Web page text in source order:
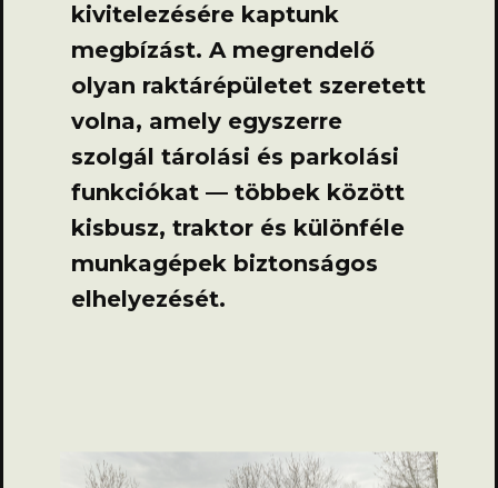
kivitelezésére kaptunk
megbízást. A megrendelő
olyan raktárépületet szeretett
volna, amely egyszerre
szolgál tárolási és parkolási
funkciókat — többek között
kisbusz, traktor és különféle
munkagépek biztonságos
elhelyezését.